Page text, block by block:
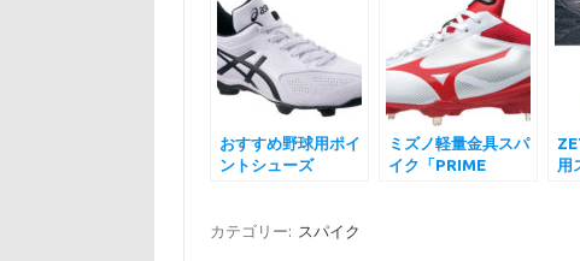
おすすめ野球用ポイ
ントシューズ
ミズノ軽量金具スパ
イク「PRIME
用
カテゴリー: スパイク